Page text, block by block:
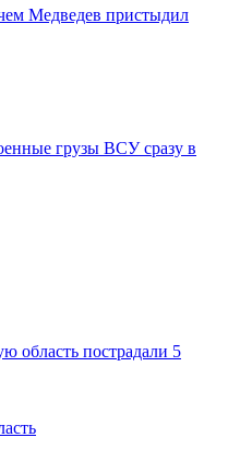
Медведев пристыдил
грузы ВСУ сразу в
область пострадали 5